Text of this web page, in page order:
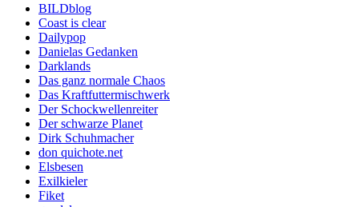
BILDblog
Coast is clear
Dailypop
Danielas Gedanken
Darklands
Das ganz normale Chaos
Das Kraftfuttermischwerk
Der Schockwellenreiter
Der schwarze Planet
Dirk Schuhmacher
don quichote.net
Elsbesen
Exilkieler
Fiket